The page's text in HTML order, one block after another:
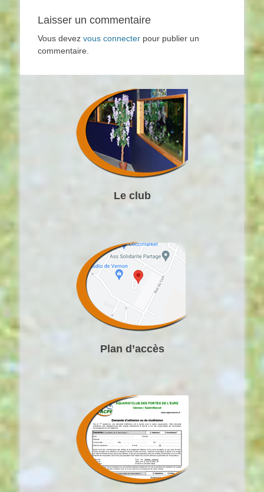
Laisser un commentaire
Vous devez vous connecter pour publier un
commentaire.
Le club
Plan d’accès